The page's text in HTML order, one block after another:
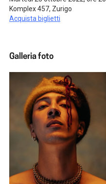
Komplex 457, Zurigo
Acquista biglietti
Galleria foto